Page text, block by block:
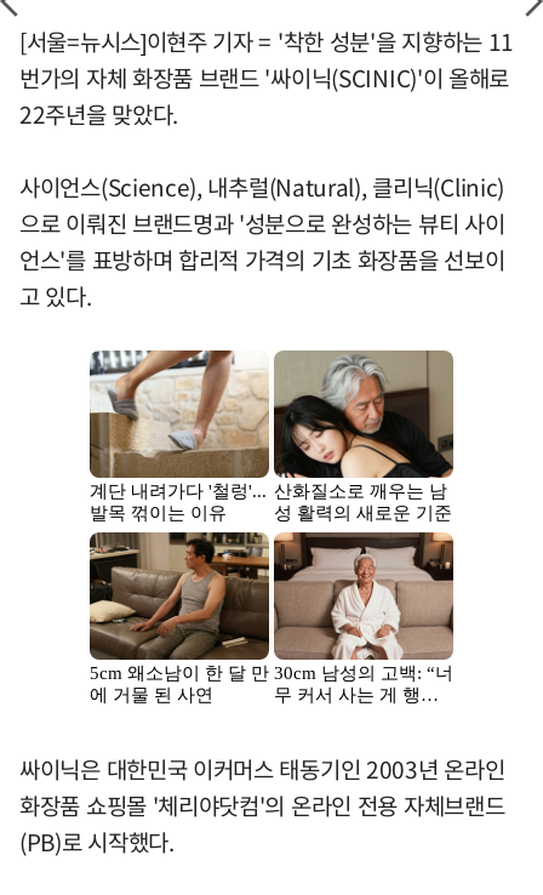
[서울=뉴시스]이현주 기자 = '착한 성분'을 지향하는 11
번가의 자체 화장품 브랜드 '싸이닉(SCINIC)'이 올해로
22주년을 맞았다.
사이언스(Science), 내추럴(Natural), 클리닉(Clinic)
으로 이뤄진 브랜드명과 '성분으로 완성하는 뷰티 사이
언스'를 표방하며 합리적 가격의 기초 화장품을 선보이
고 있다.
싸이닉은 대한민국 이커머스 태동기인 2003년 온라인
화장품 쇼핑몰 '체리야닷컴'의 온라인 전용 자체브랜드
(PB)로 시작했다.